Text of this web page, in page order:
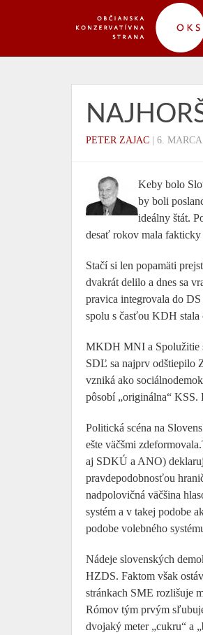
PETER ZAJAC 6. MARCA
Keby bolo
by boli
ideálny štát.
desať rokov mala
Stačí si len popamäti
dvakrát delilo a dnes sa
pravica integrovala do
spolu s časťou KDH
MKDH MNI a Spolužitie
SDĽ sa najprv odštiepilo
vzniká ako
pôsobí „originálna“ KSS.
Politická scéna na
ešte väčšmi
aj SDKÚ a ANO)
pravdepodobnosťou
nadpolovičná väčšina
systém a v takej podobe
podobe volebného
Nádeje slovenských
HZDS. Faktom však
stránkach SME rozlišuje
Rómov tým prvým
dvojaký meter „cukru“ a